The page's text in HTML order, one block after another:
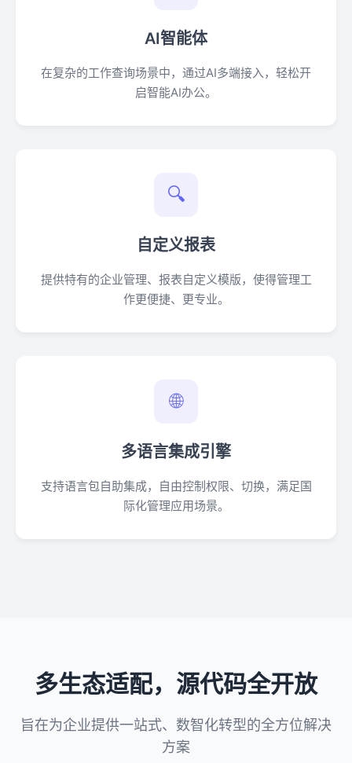
AI智能体
在复杂的工作查询场景中，通过AI多端接入，轻松开
启智能AI办公。
🔍
自定义报表
提供特有的企业管理、报表自定义模版，使得管理工
作更便捷、更专业。
🌐
多语言集成引擎
支持语言包自助集成，自由控制权限、切换，满足国
际化管理应用场景。
多生态适配，源代码全开放
旨在为企业提供一站式、数智化转型的全方位解决
方案